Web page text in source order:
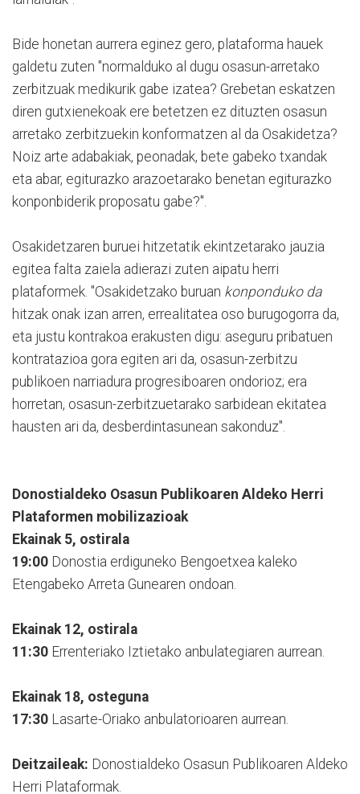
Bide honetan aurrera eginez gero, plataforma hauek
galdetu zuten "normalduko al dugu osasun-arretako
zerbitzuak medikurik gabe izatea? Grebetan eskatzen
diren gutxienekoak ere betetzen ez dituzten osasun
arretako zerbitzuekin konformatzen al da Osakidetza?
Noiz arte adabakiak, peonadak, bete gabeko txandak
eta abar, egiturazko arazoetarako benetan egiturazko
konponbiderik proposatu gabe?".
Osakidetzaren buruei hitzetatik ekintzetarako jauzia
egitea falta zaiela adierazi zuten aipatu herri
plataformek. "Osakidetzako buruan konponduko da
hitzak onak izan arren, errealitatea oso burugogorra da,
eta justu kontrakoa erakusten digu: aseguru pribatuen
kontratazioa gora egiten ari da, osasun-zerbitzu
publikoen narriadura progresiboaren ondorioz; era
horretan, osasun-zerbitzuetarako sarbidean ekitatea
hausten ari da, desberdintasunean sakonduz".
Donostialdeko Osasun Publikoaren Aldeko Herri
Plataformen mobilizazioak
Ekainak 5, ostirala
19:00 Donostia erdiguneko Bengoetxea kaleko
Etengabeko Arreta Gunearen ondoan.
Ekainak 12, ostirala
11:30 Errenteriako Iztietako anbulategiaren aurrean.
Ekainak 18, osteguna
17:30 Lasarte-Oriako anbulatorioaren aurrean.
Deitzaileak: Donostialdeko Osasun Publikoaren Aldeko
Herri Plataformak.